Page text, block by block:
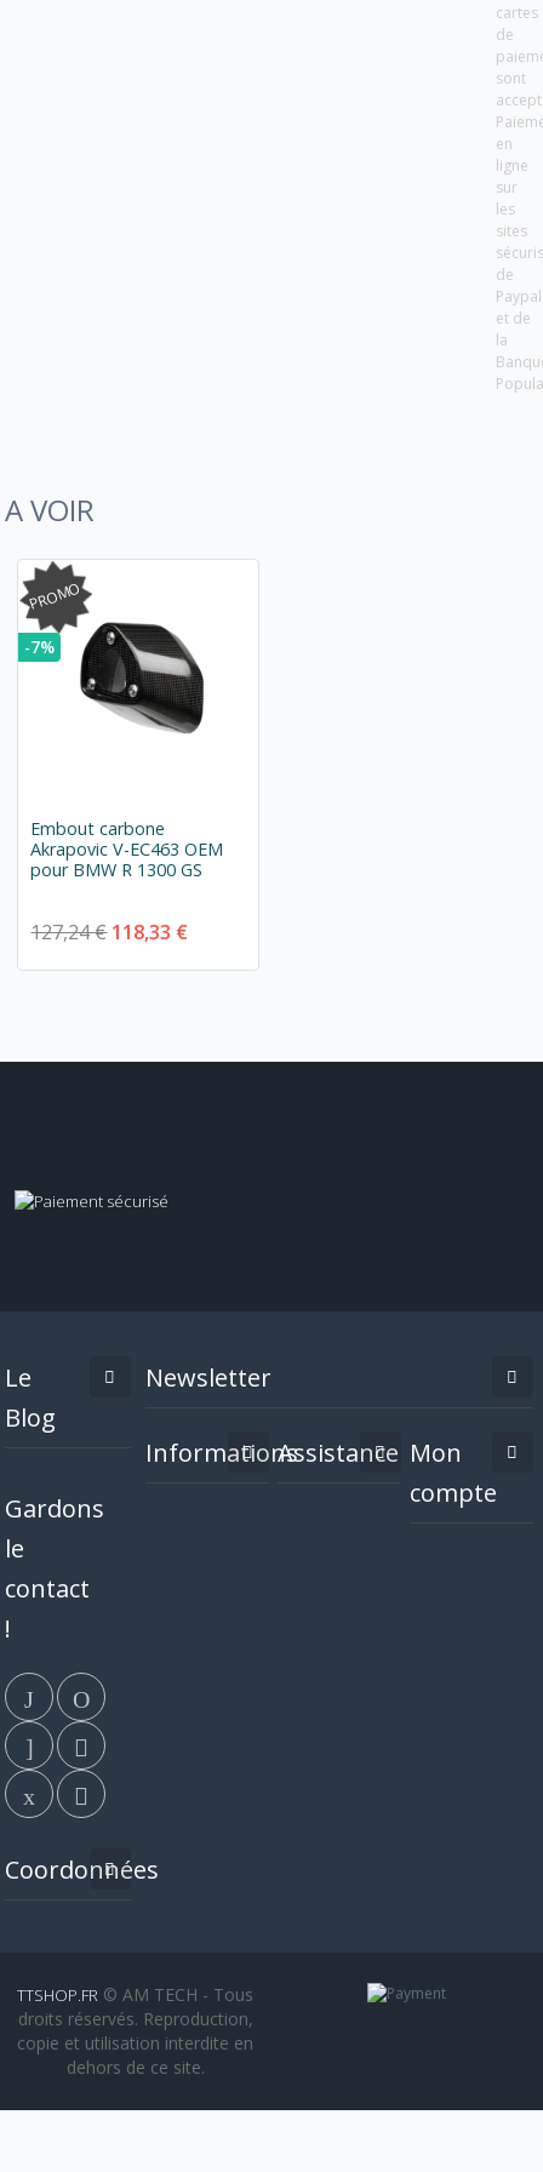
cartes
de
sont
en
ligne
sur
les
sites
de
Paypal
et de
la
A VOIR
PROMO
-7%
Embout carbone
Akrapovic V-EC463 OEM
pour BMW R 1300 GS
127,24 € 118,33 €
Le
Blog
Gardons
le
contact
!
Coordonnées
Newsletter
InformationsAssistance Mon
compte
TTSHOP.FR © AM TECH - Tous
droits réservés. Reproduction,
copie et utilisation interdite en
dehors de ce site.